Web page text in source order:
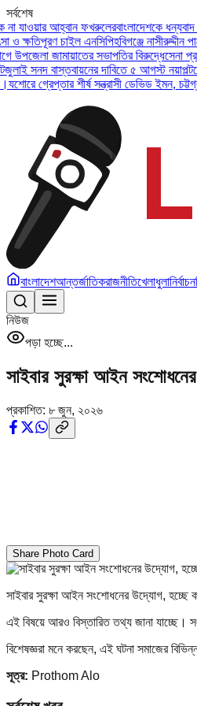
সর্বশেষ
আহ্বান ফখরুলেরবাংলাদেশকে ধন্যবাদ
চাইল এনসিপিহবিগঞ্জে নাসীরুদ্দীন
জামায়াতের সভাপতির বিরুদ্ধেসেনা প্রধানের
বাস্তবায়নের দাবিতে ৫ আগস্ট নয়াপল্টনে
শীর্ষ সন্ত্রাসী ডেভিড ইমন, চট্টগ্রাম
বাংলাদেশআন্তর্জাতিকরাজনীতিখেলাধুলানির্বাচন
নিউজ
পড়া হচ্ছে...
সাইবার সুরক্ষা আইন
প্রকাশিত: ৮ জুন, ২০২৬
Share Photo Card
সাইবার সুরক্ষা আইন সংশোধনের উদ্যোগ, হচ্ছে
এই বিষয়ে আরও বিস্তারিত তথ্য জানা যাচ্ছে।
বিশেষজ্ঞরা মনে করছেন, এই ঘটনা সমাজের
সূত্র: Prothom Alo